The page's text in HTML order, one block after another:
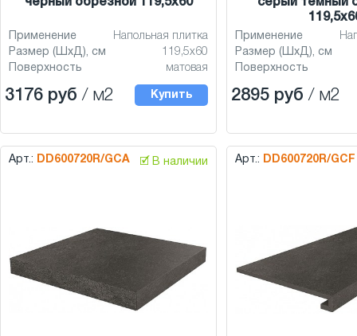
Применение
Напольная плитка
Размер (ШхД), см
119,5x60
Поверхность
матовая
3176 руб / м2 Купить
Применение
Размер (ШхД), см
Поверхность
2895 руб / м2
Арт.: DD600720R/GCA 🗹 В наличии Арт.: DD600720R/GCF